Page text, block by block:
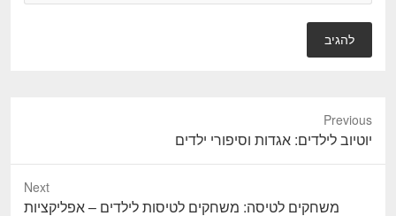
Previous
P
r
יוטיוב לילדים: אגדות וסיפורי ילדים
Next
משחקים לטיסה: משחקים לטיסות לילדים – אפליקציות